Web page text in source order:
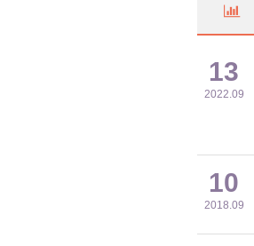
13
2022.09
10
2018.09